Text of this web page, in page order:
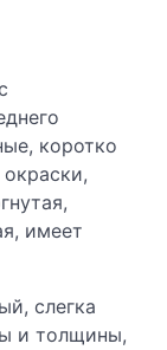
коротко
имеет
слегка
и толщины,